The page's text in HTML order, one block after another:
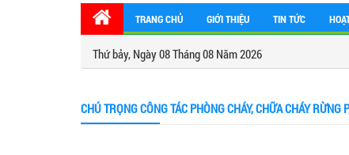
TRANG CHỦ GIỚI THIỆU TIN TỨC
Thứ bảy, Ngày 08 Tháng 08 Năm 2026
CHÚ TRỌNG CÔNG TÁC PHÒNG CHÁY, CHỮA CHÁY RỪNG